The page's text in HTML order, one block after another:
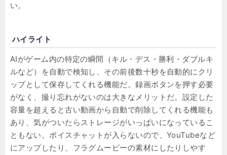
い。
ハイライト
AIがゲーム内の特定の瞬間（キル・デス・勝利・ダブルキ
ルなど）を自動で検知し、その前後数十秒を自動的にクリ
ップとして保存してくれる機能だ。録画ボタンを押す必要
がなく、撮り忘れがないのは大きなメリットだ。設定した
容量を超えると古い動画から自動で削除してくれる機能も
あり、気がついたらストレージがいっぱいになっているこ
ともない。ボイスチャットが入らないので、YouTubeなど
にアップしたり、フラグムービーの素材にしたりしやす